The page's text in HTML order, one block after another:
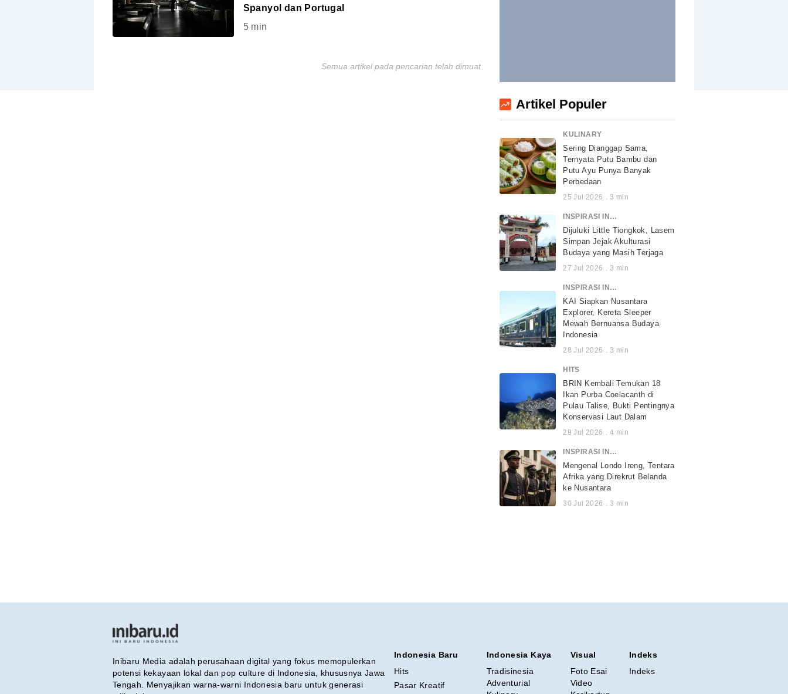
Spanyol dan Portugal
5min
Semua artikel pada pencarian telah dimuat
Artikel Populer
KULINARY
Sering Dianggap Sama,
Ternyata Putu Bambu dan
Putu Ayu Punya Banyak
Perbedaan
25 Jul 2026 . 3 min
INSPIRASI INDONESIA
Dijuluki Little Tiongkok, Lasem
Simpan Jejak Akulturasi
Budaya yang Masih Terjaga
27 Jul 2026 . 3 min
INSPIRASI INDONESIA
KAI Siapkan Nusantara
Explorer, Kereta Sleeper
Mewah Bernuansa Budaya
Indonesia
28 Jul 2026 . 3 min
HITS
BRIN Kembali Temukan 18
Ikan Purba Coelacanth di
Pulau Talise, Bukti Pentingnya
Konservasi Laut Dalam
29 Jul 2026 . 4 min
INSPIRASI INDONESIA
Mengenal Londo Ireng, Tentara
Afrika yang Direkrut Belanda
ke Nusantara
30 Jul 2026 . 3 min
Inibaru Media adalah perusahaan digital yang fokus memopulerkan
potensi kekayaan lokal dan pop culture di Indonesia, khususnya Jawa
Tengah. Menyajikan warna-warni Indonesia baru untuk generasi
Indonesia Baru
Hits
Pasar Kreatif
Indonesia Kaya
Tradisinesia
Adventurial
Visual
Foto Esai
Video
Indeks
Indeks